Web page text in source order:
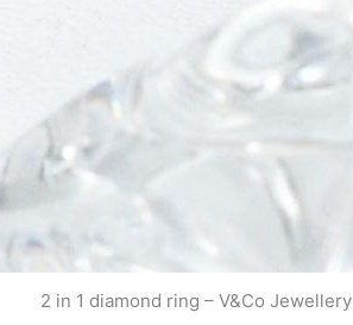
2 in 1 diamond ring – V&Co Jewellery